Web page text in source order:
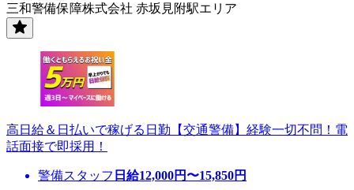
三和警備保障株式会社 赤坂見附駅エリア
高日給＆日払いで稼げる日勤【交通警備】経験一切不問！電
話面接で即採用！
警備スタッフ 日給12,000円〜15,850円